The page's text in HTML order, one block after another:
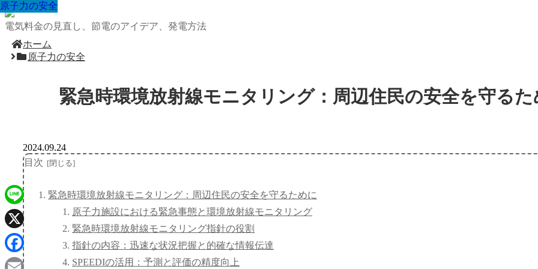
電気料金の見直し、節電のアイデア、発電方法
ホーム
原子力の安全
緊急時環境放射線モニタリング：周辺住民の安全を守る
原子力の安全
2024.09.24
目次
緊急時環境放射線モニタリング：周辺住民の安全を守るために
原子力施設における緊急事態と環境放射線モニタリング
緊急時環境放射線モニタリング指針の役割
指針の内容：迅速な状況把握と的確な情報伝達
SPEEDIの活用：予測と評価の精度向上
原子力の安全
原子力の安全
原子力の安全
原子力の安全
原子力の安全
原子力の安全
原子力の安全
原子力の安全
Line
X
Facebook